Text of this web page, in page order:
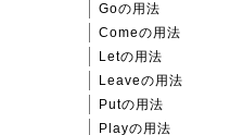
Goの用法
Comeの用法
Letの用法
Leaveの用法
Putの用法
Playの用法